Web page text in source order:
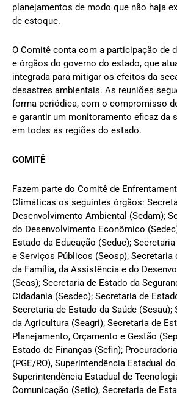
planejamentos de modo que não haja
de estoque.
O Comitê conta com a participação de
e órgãos do governo do estado, que
integrada para mitigar os efeitos da
desastres ambientais. As reuniões
forma periódica, com o compromisso
e garantir um monitoramento eficaz da
em todas as regiões do estado.
COMITÊ
Fazem parte do Comitê de
Climáticas os seguintes órgãos:
Desenvolvimento Ambiental (Sedam);
do Desenvolvimento Econômico
Estado da Educação (Seduc);
e Serviços Públicos (Seosp); Secretaria
da Família, da Assistência e do
(Seas); Secretaria de Estado da
Cidadania (Sesdec); Secretaria de
Secretaria de Estado da Saúde (Sesau);
da Agricultura (Seagri); Secretaria de
Planejamento, Orçamento e Gestão
Estado de Finanças (Sefin);
(PGE/RO), Superintendência Estadual
Superintendência Estadual de
Comunicação (Setic), Secretaria de